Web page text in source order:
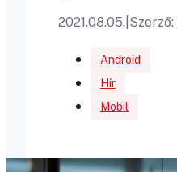
2021.08.05. Szerző:
Android
Hír
Mobil